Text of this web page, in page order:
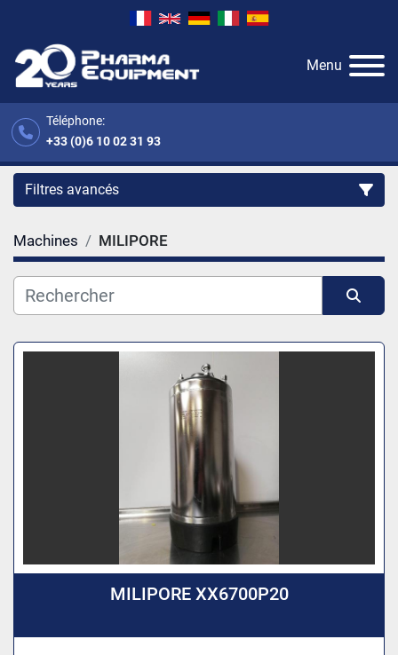
Téléphone:
+33 (0)6 10 02 31 93
Menu
Filtres avancés
Catégorie
Fabricant
Machines MILIPORE
MILIPORE XX6700P20